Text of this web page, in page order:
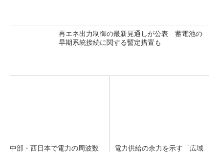
再エネ出力制御の最新見通しが公表 蓄電池の
早期系統接続に関する暫定措置も
中部・西日本で電力の周波数
電力供給の余力を示す「広域